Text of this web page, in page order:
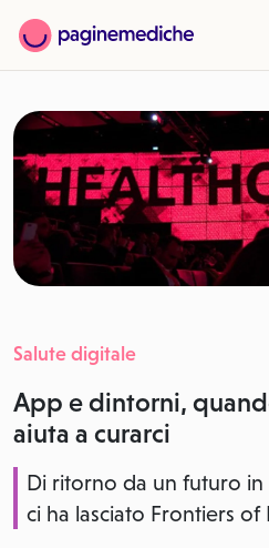
Salute digitale
App e dintorni,
aiuta a curarci
Di ritorno da un futuro in
ci ha lasciato Frontiers of